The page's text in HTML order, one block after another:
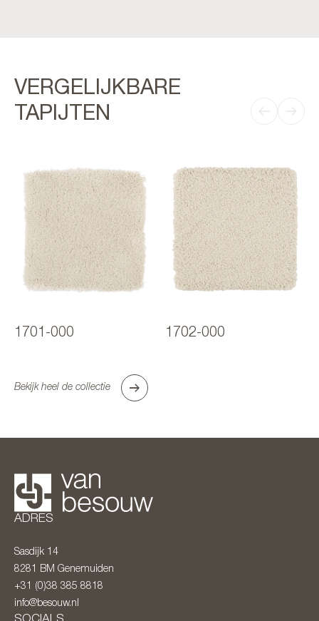
VERGELIJKBARE
TAPIJTEN
1701-000 1702-000
Bekijk heel de collectie
ADRES
Sasdijk 14
8281 BM Genemuiden
+31 (0)38 385 8818
info@besouw.nl
SOCIALS